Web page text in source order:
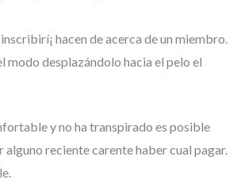
hacen de acerca de un miembro.
modo desplazándolo hacia el pelo el
y no ha transpirado es posible
reciente carente haber cual pagar.